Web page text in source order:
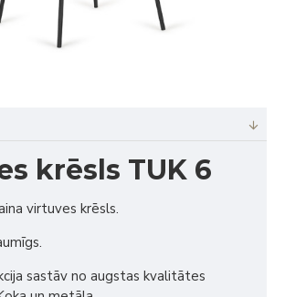
krēsls TUK 6
virtuves krēsls.
sastāv no augstas kvalitātes